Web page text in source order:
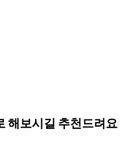
해보시길 추천드려요